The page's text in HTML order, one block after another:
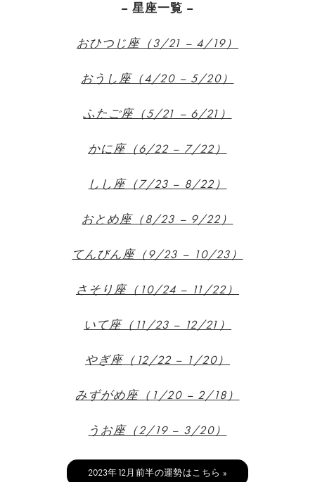
– 星座一覧 –
おひつじ座（3/21 – 4/19）
おうし座（4/20 – 5/20）
ふたご座（5/21 – 6/21）
かに座（6/22 – 7/22）
しし座（7/23 – 8/22）
おとめ座（8/23 – 9/22）
てんびん座（9/23 – 10/23）
さそり座（10/24 – 11/22）
いて座（11/23 – 12/21）
やぎ座（12/22 – 1/20）
みずがめ座（1/20 – 2/18）
うお座（2/19 – 3/20）
2023年12月前半の運勢はこちら »